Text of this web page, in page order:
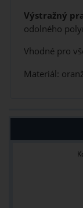
Výstražný
odolného
Vhodné pro
Materiál: